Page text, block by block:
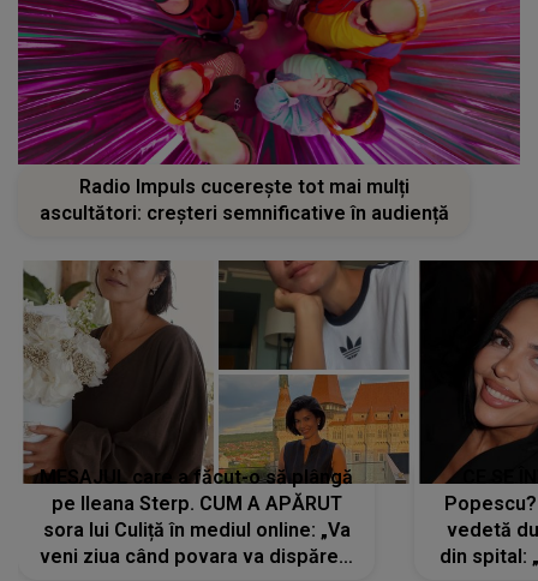
Radio Impuls cucerește tot mai mulți
ascultători: creșteri semnificative în audiență
MESAJUL care a făcut-o să plângă
pe Ileana Sterp. CUM A APĂRUT
sora lui Culiță în mediul online: „Va
veni ziua când povara va dispărea,
vedetă
din spital: